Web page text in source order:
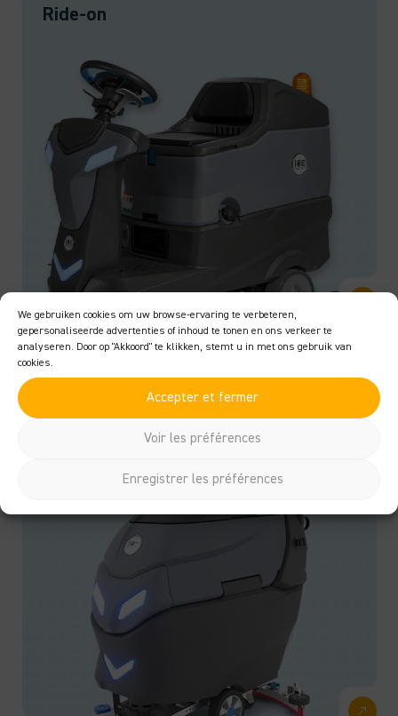
We gebruiken cookies om uw browse-ervaring te verbeteren,
gepersonaliseerde advertenties of inhoud te tonen en ons verkeer te
analyseren. Door op "Akkoord" te klikken, stemt u in met ons gebruik van
cookies.
Accepter et fermer
Voir les préférences
Enregistrer les préférences
Ride-on
Walk behind